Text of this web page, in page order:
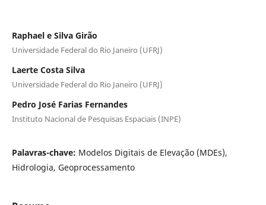
Raphael e Silva Girão
Universidade Federal do Rio Janeiro (UFRJ)
Laerte Costa Silva
Universidade Federal do Rio Janeiro (UFRJ)
Pedro José Farias Fernandes
Instituto Nacional de Pesquisas Espaciais (INPE)
Palavras-chave: Modelos Digitais de Elevação (MDEs),
Hidrologia, Geoprocessamento